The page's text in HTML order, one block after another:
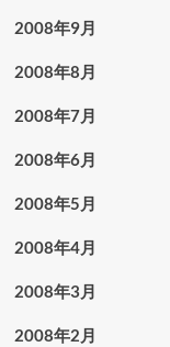
2008年9月
2008年8月
2008年7月
2008年6月
2008年5月
2008年4月
2008年3月
2008年2月